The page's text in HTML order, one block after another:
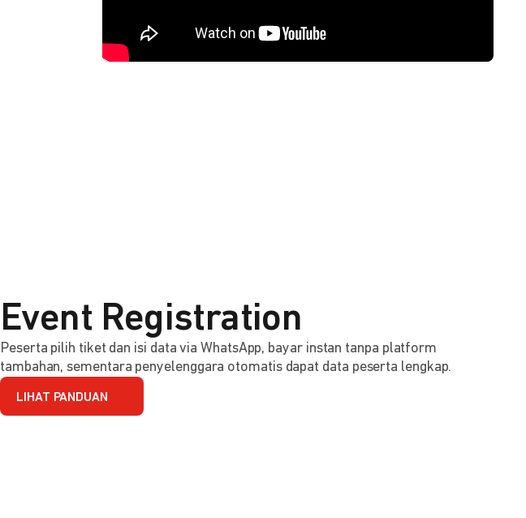
Event Registration
Peserta pilih tiket dan isi data via WhatsApp, bayar instan tanpa platform
tambahan, sementara penyelenggara otomatis dapat data peserta lengkap.
LIHAT PANDUAN